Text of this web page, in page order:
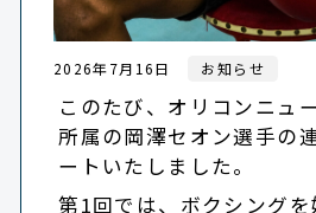
2026年7月16日 お知らせ
このたび、オリコンニュ
所属の岡澤セオン選手の
ートいたしました。
第1回では、ボクシングを